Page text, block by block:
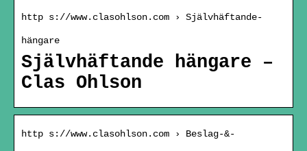
http s://www.clasohlson.com › Självhäftande-
hängare
Självhäftande hängare –
Clas Ohlson
http s://www.clasohlson.com › Beslag-&-